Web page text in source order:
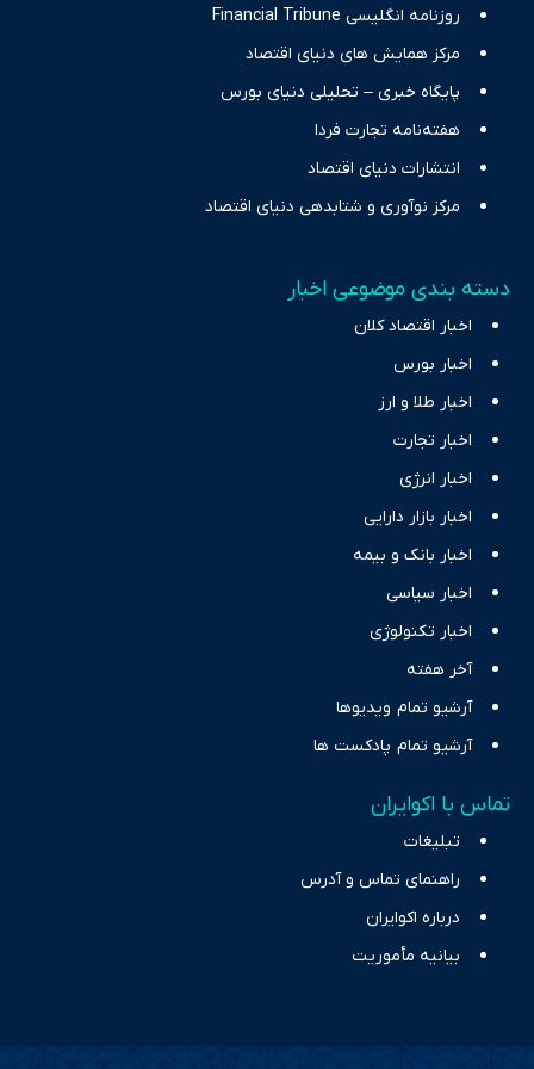
روزنامه انگلیسی Financial Tribune
مرکز همایش های دنیای اقتصاد
پایگاه خبری – تحلیلی دنیای بورس
هفته‌نامه تجارت فردا
انتشارات دنیای اقتصاد
مرکز نوآوری و شتابدهی دنیای اقتصاد
دسته بندی موضوعی اخبار
اخبار اقتصاد کلان
اخبار بورس
اخبار طلا و ارز
اخبار تجارت
اخبار انرژی
اخبار بازار دارایی
اخبار بانک و بیمه
اخبار سیاسی
اخبار تکنولوژی
آخر هفته
آرشیو تمام ویدیوها
آرشیو تمام پادکست ها
تماس با اکوایران
تبلیغات
راهنمای تماس و آدرس
درباره اکوایران
بیانیه مأموریت